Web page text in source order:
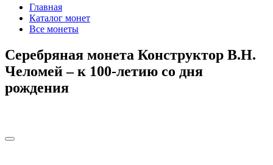
Главная
Каталог монет
Все монеты
Серебряная монета Конструктор В.Н.
Челомей – к 100-летию со дня
рождения